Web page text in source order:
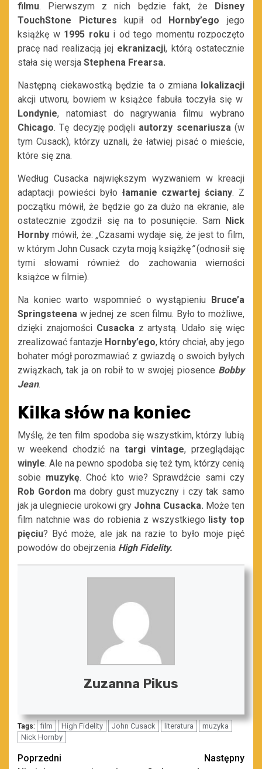
filmu. Pierwszym z nich będzie fakt, że
Disney
TouchStone Pictures kupił od Hornby’ego jego
książkę w 1995 rokui od tego momentu rozpoczęto
pracę nad realizacją jej ekranizacji, którą ostatecznie
stała się wersja Stephena Frearsa.
Następną ciekawostką będzie ta o zmianalokalizacji
akcji utworu, bowiem w książce fabuła toczyła się w
Londynie, natomiast do nagrywania filmu wybrano
Chicago. Tę decyzję podjęli autorzy scenariusza(w
tym Cusack), którzy uznali, że łatwiej pisać o mieście,
które się zna.
Według Cusacka największym wyzwaniem w kreacji
adaptacji powieści było łamanie czwartej ściany. Z
początku mówił, że będzie go za dużo na ekranie, ale
ostatecznie zgodził się na to posunięcie. Sam
Nick
Hornby mówił, że: „Czasami wydaje się, że jest to film,
w którym John Cusack czyta moją książkę”(odnosił się
tymi słowami również do zachowania wierności
książce w filmie).
Na koniec warto wspomnieć o wystąpieniu
Bruce’a
Springsteena w jednej ze scen filmu. Było to możliwe,
dzięki znajomości Cusackaz artystą. Udało się więc
zrealizować fantazje Hornby’ego, który chciał, aby jego
bohater mógł porozmawiać z gwiazdą o swoich byłych
związkach, tak ja on robił to w swojej piosence Bobby
Jean.
Kilka słów na koniec
Myślę, że ten film spodoba się wszystkim, którzy lubią
w weekend chodzić na targi vintage, przeglądając
winyle. Ale na pewno spodoba się też tym, którzy cenią
sobie muzykę. Choć kto wie? Sprawdźcie sami czy
Rob Gordonma dobry gust muzyczny i czy tak samo
jak ja ulegniecie urokowi gry Johna Cusacka. Może ten
film natchnie was do robienia z wszystkiego listy top
pięciu? Być może, ale jak na razie to było moje pięć
powodów do obejrzenia High Fidelity.
Zuzanna Pikus
Tags: film High Fidelity John Cusack literatura
muzyka
Nick Hornby
Zobacz
Poprzedni
Następny